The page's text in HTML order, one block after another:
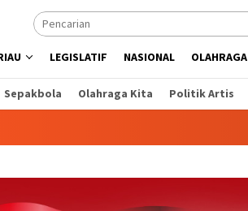
LEGISLATIF NASIONAL OLAHRAGA
Sepakbola Olahraga Kita Politik Artis